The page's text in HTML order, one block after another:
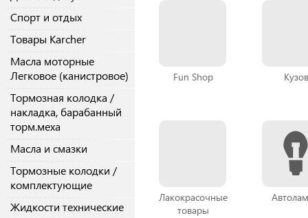
Спорт и отдых
Товары Karcher
Масла моторные
Легковое (канистровое)
Тормозная колодка /
накладка, барабанный
торм.меха
Масла и смазки
Тормозные колодки /
комплектующие
Жидкости технические
Fun Shop Кузов
Лакокрасочные
товары